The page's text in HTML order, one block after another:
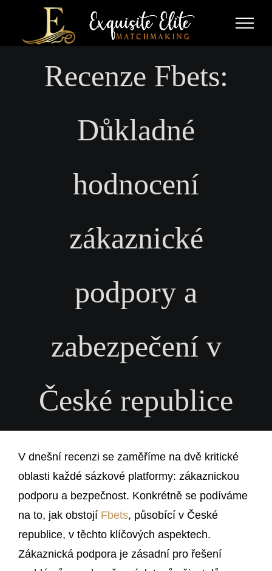
content
Recenze Fbets:
Důkladné
hodnocení
zákaznické
podpory a
zabezpečení v
České republice
V dnešní recenzi se zaměříme na dvě kritické
oblasti každé sázkové platformy: zákaznickou
podporu a bezpečnost. Konkrétně se podíváme
na to, jak obstojí Fbets, působící v České
republice, v těchto klíčových aspektech.
Zákaznická podpora je zásadní pro řešení